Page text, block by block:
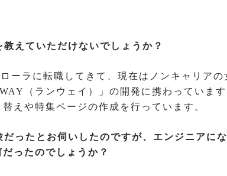
えていただけないでしょうか？
ーラに転職してきて、現在はノンキャリアの
（ランウェイ）」の開発に携わっています
えや特集ページの作成を行っています。
ったとお伺いしたのですが、エンジニアに
ったのでしょうか？